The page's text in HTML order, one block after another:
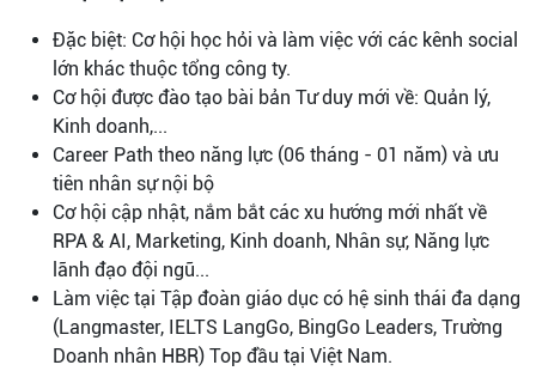
Đặc biệt: Cơ hội học hỏi và làm việc với các kênh social
lớn khác thuộc tổng công ty.
Cơ hội được đào tạo bài bản Tư duy mới về: Quản lý,
Kinh doanh,...
Career Path theo năng lực (06 tháng - 01 năm) và ưu
tiên nhân sự nội bộ
Cơ hội cập nhật, nắm bắt các xu hướng mới nhất về
RPA & AI, Marketing, Kinh doanh, Nhân sự, Năng lực
lãnh đạo đội ngũ...
Làm việc tại Tập đoàn giáo dục có hệ sinh thái đa dạng
(Langmaster, IELTS LangGo, BingGo Leaders, Trường
Doanh nhân HBR) Top đầu tại Việt Nam.